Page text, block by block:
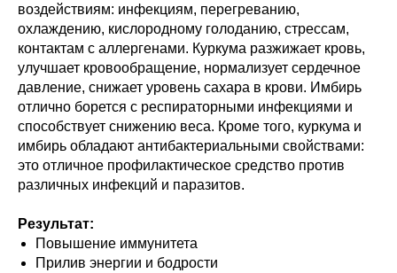
воздействиям: инфекциям, перегреванию,
охлаждению, кислородному голоданию, стрессам,
контактам с аллергенами. Куркума разжижает кровь,
улучшает кровообращение, нормализует сердечное
давление, снижает уровень сахара в крови. Имбирь
отлично борется с респираторными инфекциями и
способствует снижению веса. Кроме того, куркума и
имбирь обладают антибактериальными свойствами:
это отличное профилактическое средство против
различных инфекций и паразитов.
Результат:
Повышение иммунитета
Прилив энергии и бодрости